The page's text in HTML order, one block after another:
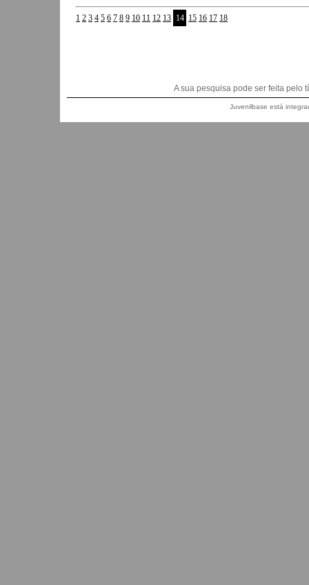
1 2 3 4 5 6 7 8 9 10 11 12 13 14 15 16 17 18
A sua pesquisa pode ser feita pelo
Juvenilbase está